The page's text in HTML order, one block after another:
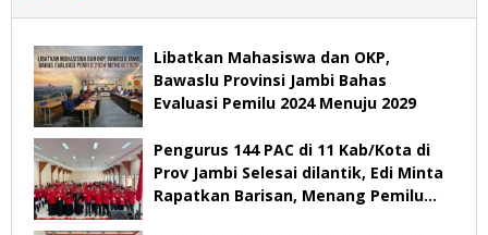
Libatkan Mahasiswa dan OKP,
Bawaslu Provinsi Jambi Bahas
Evaluasi Pemilu 2024 Menuju 2029
Pengurus 144 PAC di 11 Kab/Kota di
Prov Jambi Selesai dilantik, Edi Minta
Rapatkan Barisan, Menang Pemilu